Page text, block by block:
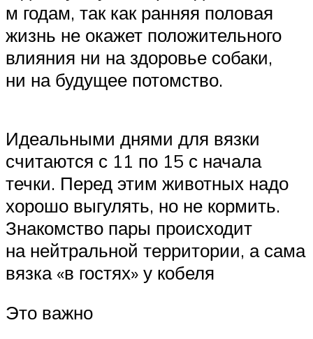
м годам, так как ранняя половая
жизнь не окажет положительного
влияния ни на здоровье собаки,
ни на будущее потомство.
Идеальными днями для вязки
считаются с 11 по 15 с начала
течки. Перед этим животных надо
хорошо выгулять, но не кормить.
Знакомство пары происходит
на нейтральной территории, а сама
вязка «в гостях» у кобеля
Это важно